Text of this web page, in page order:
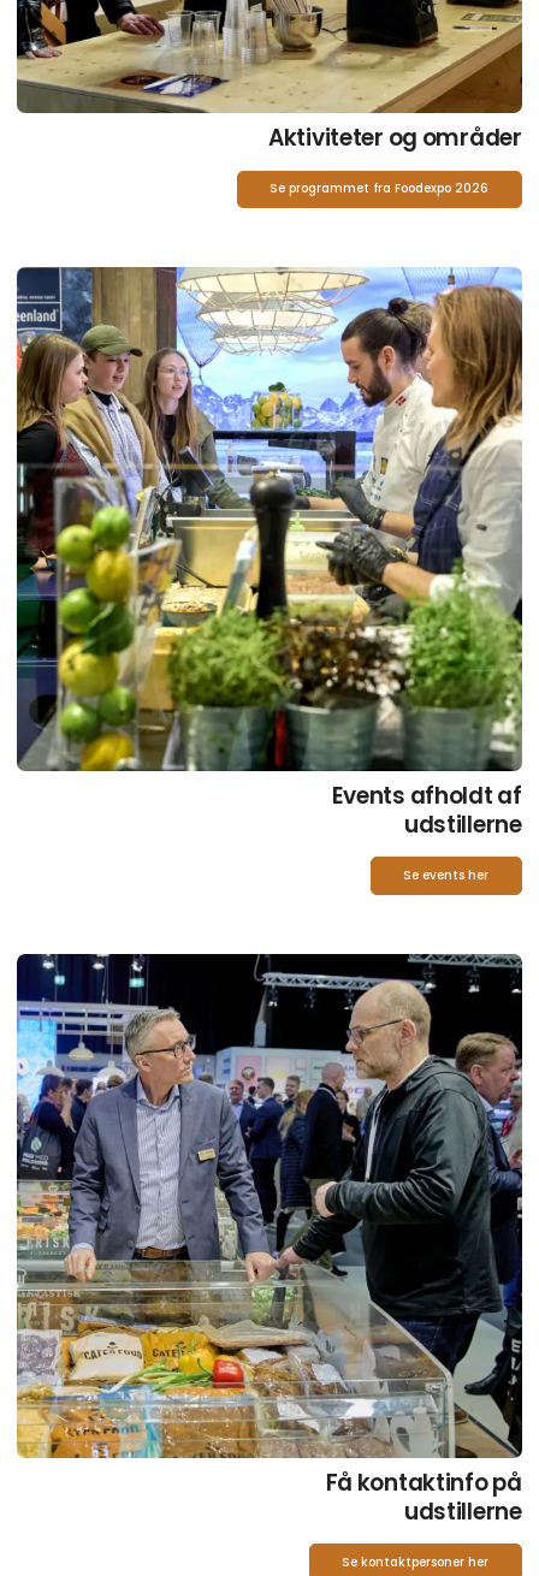
Aktiviteter og områder
Se programmet fra Foodexpo 2026
Events afholdt af
udstillerne
Se events her
Få kontaktinfo på
udstillerne
Se kontaktpersoner her